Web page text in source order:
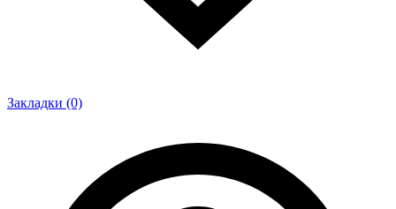
Закладки (0)